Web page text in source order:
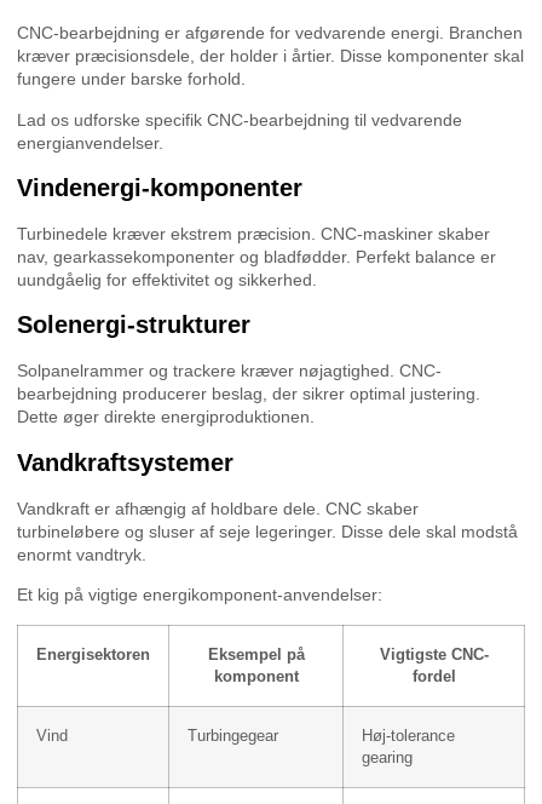
CNC-bearbejdning er afgørende for vedvarende energi. Branchen
kræver præcisionsdele, der holder i årtier. Disse komponenter skal
fungere under barske forhold.
Lad os udforske specifik CNC-bearbejdning til vedvarende
energianvendelser.
Vindenergi-komponenter
Turbinedele kræver ekstrem præcision. CNC-maskiner skaber
nav, gearkassekomponenter og bladfødder. Perfekt balance er
uundgåelig for effektivitet og sikkerhed.
Solenergi-strukturer
Solpanelrammer og trackere kræver nøjagtighed. CNC-
bearbejdning producerer beslag, der sikrer optimal justering.
Dette øger direkte energiproduktionen.
Vandkraftsystemer
Vandkraft er afhængig af holdbare dele. CNC skaber
turbineløbere og sluser af seje legeringer. Disse dele skal modstå
enormt vandtryk.
Et kig på vigtige energikomponent-anvendelser:
Energisektoren
Eksempel på
komponent
Vigtigste CNC-
fordel
Vind Turbingegear
Høj-tolerance
gearing